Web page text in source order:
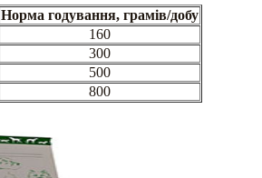
Норма годування, грамів/добу
160
300
500
800